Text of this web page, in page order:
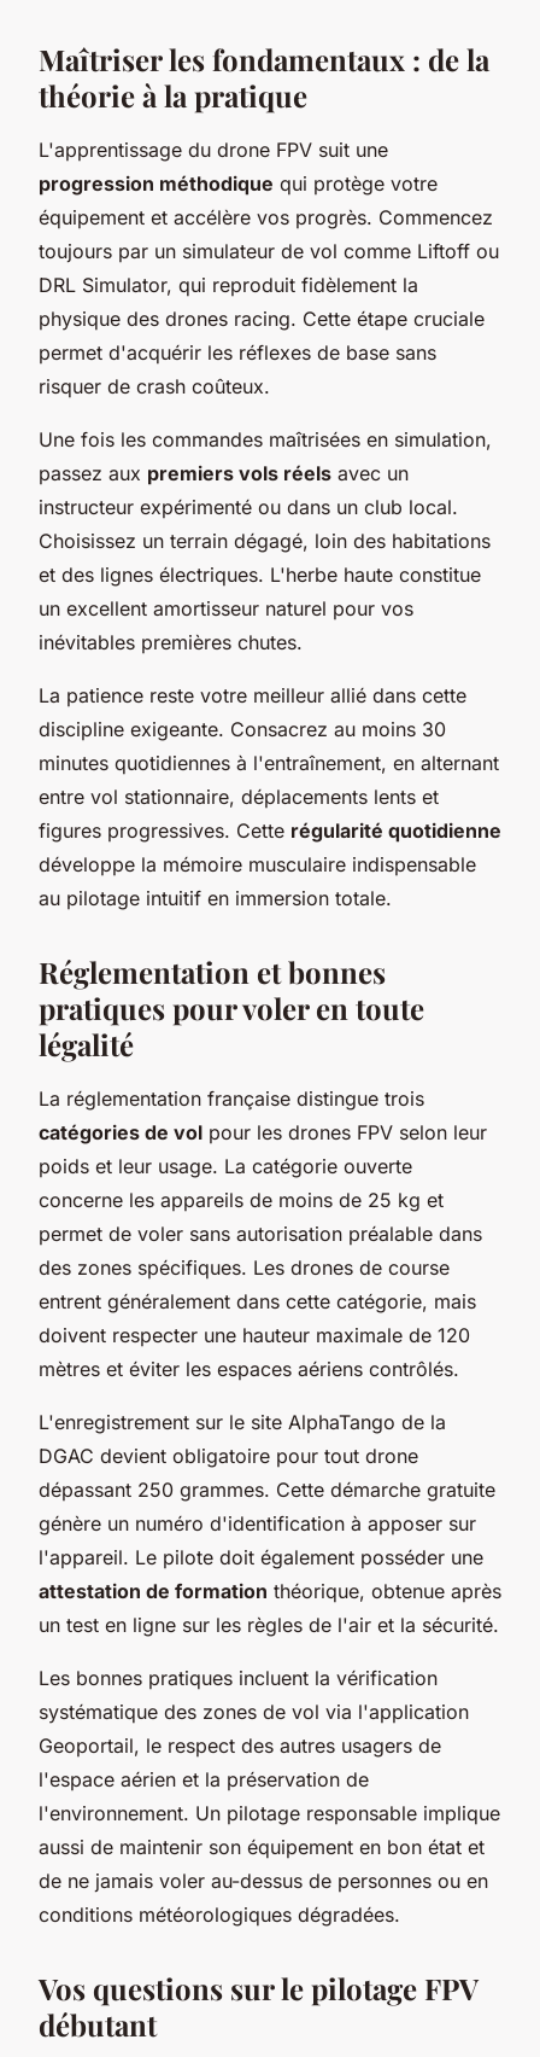
Maîtriser les fondamentaux : de la
théorie à la pratique
L'apprentissage du drone FPV suit une
progression méthodique qui protège votre
équipement et accélère vos progrès. Commencez
toujours par un simulateur de vol comme Liftoff ou
DRL Simulator, qui reproduit fidèlement la
physique des drones racing. Cette étape cruciale
permet d'acquérir les réflexes de base sans
risquer de crash coûteux.
Une fois les commandes maîtrisées en simulation,
passez aux premiers vols réels avec un
instructeur expérimenté ou dans un club local.
Choisissez un terrain dégagé, loin des habitations
et des lignes électriques. L'herbe haute constitue
un excellent amortisseur naturel pour vos
inévitables premières chutes.
La patience reste votre meilleur allié dans cette
discipline exigeante. Consacrez au moins 30
minutes quotidiennes à l'entraînement, en alternant
entre vol stationnaire, déplacements lents et
figures progressives. Cette régularité quotidienne
développe la mémoire musculaire indispensable
au pilotage intuitif en immersion totale.
Réglementation et bonnes
pratiques pour voler en toute
légalité
La réglementation française distingue trois
catégories de vol pour les drones FPV selon leur
poids et leur usage. La catégorie ouverte
concerne les appareils de moins de 25 kg et
permet de voler sans autorisation préalable dans
des zones spécifiques. Les drones de course
entrent généralement dans cette catégorie, mais
doivent respecter une hauteur maximale de 120
mètres et éviter les espaces aériens contrôlés.
L'enregistrement sur le site AlphaTango de la
DGAC devient obligatoire pour tout drone
dépassant 250 grammes. Cette démarche gratuite
génère un numéro d'identification à apposer sur
l'appareil. Le pilote doit également posséder une
attestation de formation théorique, obtenue après
un test en ligne sur les règles de l'air et la sécurité.
Les bonnes pratiques incluent la vérification
systématique des zones de vol via l'application
Geoportail, le respect des autres usagers de
l'espace aérien et la préservation de
l'environnement. Un pilotage responsable implique
aussi de maintenir son équipement en bon état et
de ne jamais voler au-dessus de personnes ou en
conditions météorologiques dégradées.
Vos questions sur le pilotage FPV
débutant